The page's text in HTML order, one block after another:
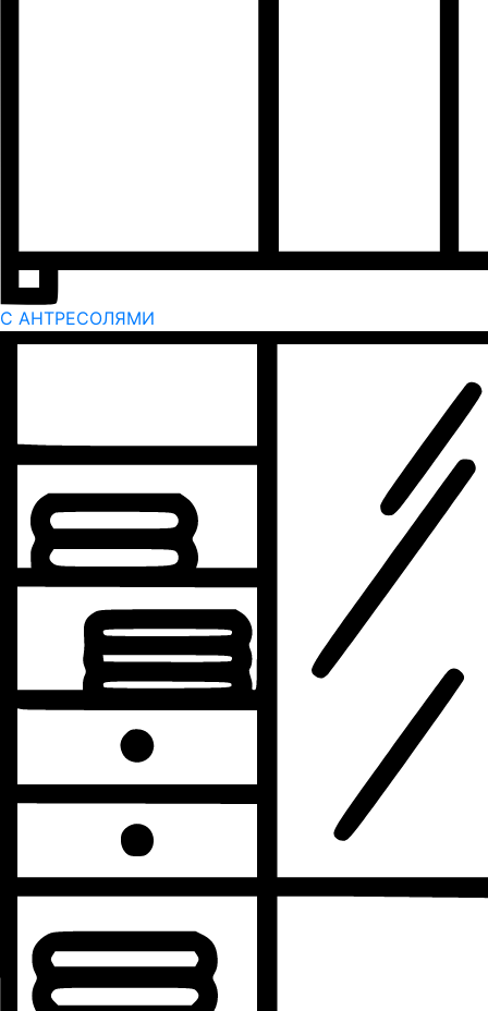
С АНТРЕСОЛЯМИ